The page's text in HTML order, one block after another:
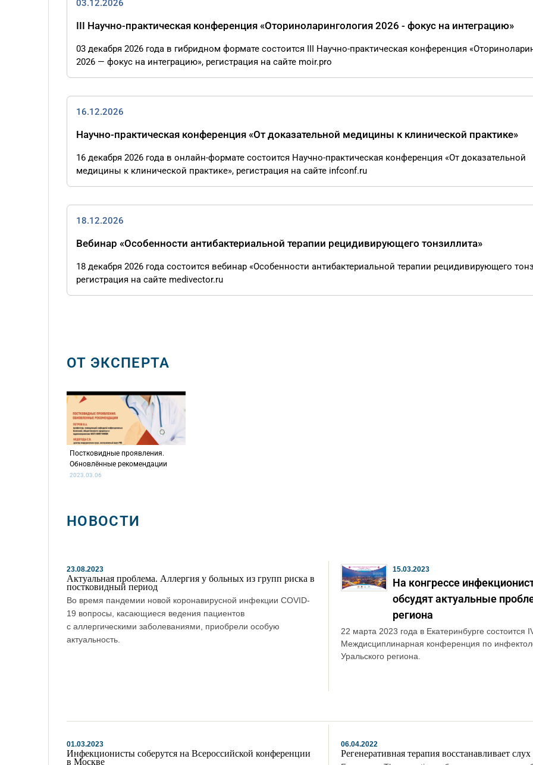
03.12.2026
III Научно-практическая конференция «Оториноларингология 2026 - фокус на интеграцию»
03 декабря 2026 года в гибридном формате состоится III Научно-практическая конференция
2026 — фокус на интеграцию», регистрация на сайте moir.pro
16.12.2026
Научно-практическая конференция «От доказательной медицины к клинической практике»
16 декабря 2026 года в онлайн-формате состоится Научно-практическая конференция «От доказательной
медицины к клинической практике», регистрация на сайте infconf.ru
18.12.2026
Вебинар «Особенности антибактериальной терапии рецидивирующего тонзиллита»
18 декабря 2026 года состоится вебинар «Особенности антибактериальной терапии рецидивирующего
регистрация на сайте medivector.ru
ОТ ЭКСПЕРТА
Постковидные проявления.
Обновлённые рекомендации
2023.03.06
НОВОСТИ
23.08.2023
Актуальная проблема. Аллергия у больных из групп риска в
постковидный период
Во время пандемии новой коронавирусной инфекции COVID-
19 вопросы, касающиеся ведения пациентов
с аллергическими заболеваниями, приобрели особую
актуальность.
15.03.2023
На конгрессе
обсудят актуальные
региона
22 марта 2023 года в Екатеринбурге состоится
Междисциплинарная конференция по
Уральского региона.
01.03.2023
Инфекционисты соберутся на Всероссийской конференции
в Москве
06.04.2022
Регенеративная терапия восстанавливает слух